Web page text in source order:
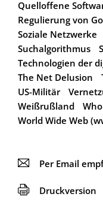
Quelloffene
Regulierung von
Soziale Netzwerke
Suchalgorithmus
Technologien der
The Net Delusion
US-Militär
Weißrußland
World Wide Web
📧 Per Email
🖨 Druckversion